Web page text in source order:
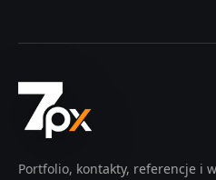
Portfolio, kontakty, referencje i